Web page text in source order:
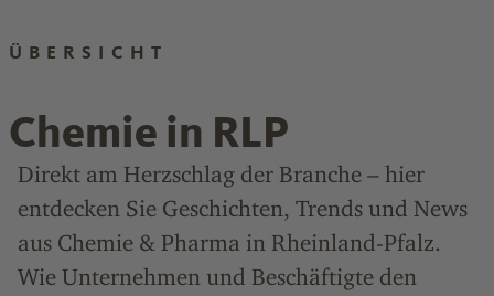
ÜBERSICHT
Chemie in RLP
Direkt am Herzschlag der Branche – hier
entdecken Sie Geschichten, Trends und News
aus Chemie & Pharma in Rheinland-Pfalz.
Wie Unternehmen und Beschäftigte den